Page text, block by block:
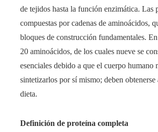
de tejidos hasta la función enzimática. Las
compuestas por cadenas de aminoácidos,
bloques de construcción fundamentales.
20 aminoácidos, de los cuales nueve se
esenciales debido a que el cuerpo humano
sintetizarlos por sí mismo; deben obtenerse
dieta.
Definición de proteína completa